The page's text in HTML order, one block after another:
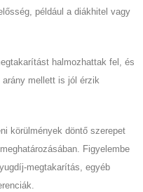
például a diákhitel vagy
halmozhattak fel, és
mellett is jól érzik
körülmények döntő szerepet
Figyelembe
megtakarítás, egyéb